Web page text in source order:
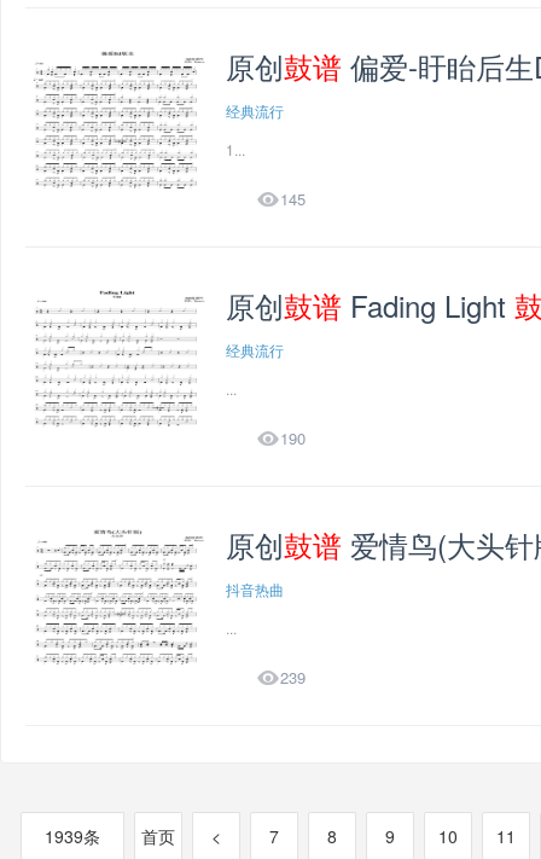
原创鼓谱 偏爱-盱眙后
经典流行
1...
145
原创鼓谱 Fading Light
经典流行
190
原创鼓谱 爱情鸟(大头
抖音热曲
239
1939条 首页 < 7 8 9 10 11